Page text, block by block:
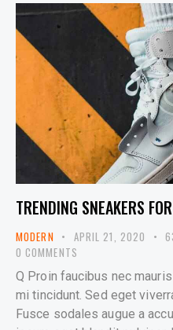
TRENDING SNEAKERS
MODERN APRIL 21, 2020
0 COMMENTS
Q Proin faucibus nec
mi tincidunt. Sed eget
Fusce sodales augue a